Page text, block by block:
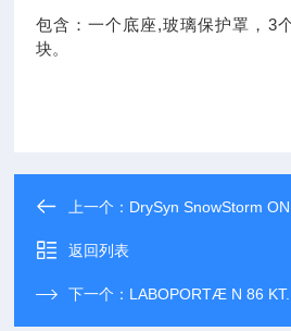
包含：一个底座,玻璃保护罩，3
块。
上一个： DrySyn SnowStorm
返回列表
下一个： LABOPORTÆ N 86 KT.18小